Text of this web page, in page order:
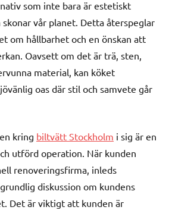
som inte bara är estetiskt
vår planet. Detta återspeglar
om hållbarhet och en önskan att
Oavsett om det är trä, sten,
material, kan köket
oas där stil och samvete går
kring biltvätt Stockholm i sig är en
utförd operation. När kunden
renoveringsfirma, inleds
diskussion om kundens
Det är viktigt att kunden är